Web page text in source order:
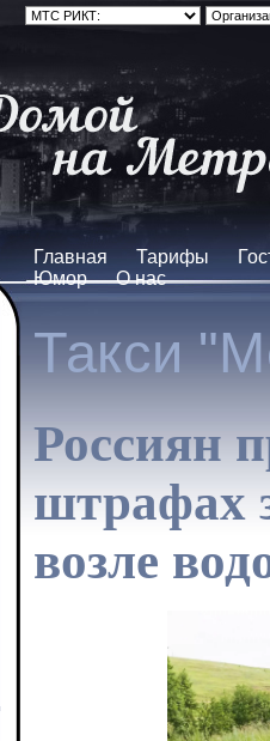
Главная Тарифы
Юмор
О нас
Такси
Россиян
штрафах
возле